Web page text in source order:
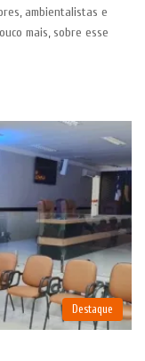
ambientalistas e
mais, sobre esse
Destaque